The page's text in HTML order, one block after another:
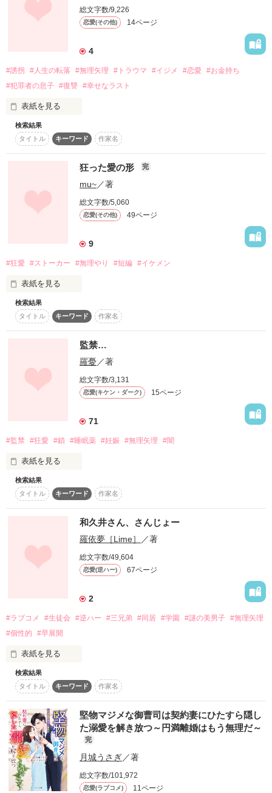
◈┈◇┈◈┈◇┈◈┈◇┈◈
関係ありません！！
2026.7.22 公開･完結
作品を読む
「ああっ！？俺ン中じゃ、手をつないでも浮気なんだよっ！覚
えておけっ！！」
俺様で、勝手で、乱暴で、ガサツ、
ゴーイングマイウェイな大学准教授
山岸慈朗、もうすぐ３４歳
２人の、恋の行方は・・・
＊この話はﾌｨｸｼｮﾝであり、登場する人物、企業、団体等全て架
空のものです。
＊著作権は瀬野まことにあります。作品の無断複製、転載、使
用は禁止します。
＜ベリーズカフェ版です＞２０１４年５月２９日公開
作品を読む
総文字数/9,226
恋愛(その他) 14ページ
4
#誘拐 #人生の転落 #無理矢理 #トラウマ #イジメ #恋愛 #お金持ち
#犯罪者の息子 #復讐 #幸せなラスト
表紙を見る
幼い頃誘拐された経験を持つ澪（みお）。
身代金と引き換えに、無事に生きて帰れたけれど、
周りの澪を見る目は変わった。
「あの子に近づいちゃいけません」
「レイプってなにぃ？」
「いい子にしてれば関係のないことよ。外で言うんじゃありま
同級生を慰める保護者たちは、うわべだけは優しかった。
でも、心の中では、
「わたしの娘じゃなくてよかった！」
わかってた。
帰ってきたのは、
優等生で誰からも好かれる女の子じゃなくなったこと。
汚れてしまったこと。
でも、わたしは生きてる。
父や母が予想していたものとは違うけれど。
強く、前を向いて。
そして、
検索結果
タイトル
キーワード 作家名
狂った愛の形 完
mu~／著
総文字数/5,060
恋愛(その他) 49ページ
9
#狂愛 #ストーカー #無理やり #短編 #イケメン
表紙を見る
久しぶりに見たら、あまりにこっぱずかしくなったもんで、か
な～り修正してます。乙
背景黒でいいかな。
変更なう。
***********
俺のものにならないなら、
俺のものにすればいい――――。
「狂ってる...狂ってるよ！！！」
検索結果
タイトル
キーワード 作家名
監禁…
羅憂／著
総文字数/3,131
恋愛(キケン・ダーク) 15ページ
71
#監禁 #狂愛 #鎖 #睡眠薬 #妊娠 #無理矢理 #闇
表紙を見る
僕の彼女はすげー美人。
他の奴らの見えない所に隠しておきたい、、、
      北条   亜美
誤字があるかも知れません。
多少、過激、暴力、などが含まれております。
文句は受付ません。
自己責任で。
START  22.09.11
検索結果
タイトル
キーワード 作家名
和久井さん、さんじょー
羅依夢［Lime］ ／著
総文字数/49,604
恋愛(逆ハー) 67ページ
2
#ラブコメ #生徒会 #逆ハー #三兄弟 #同居 #学園 #謎の美男子 #無理矢理
#個性的
#早展開
表紙を見る
中２の和久井華は、両親が交通事故で亡くなり、身内のなかの
煌叔父さんに引き取られた。
その煌叔父さんの妻、菜々叔母さんは病気で亡くなり…三人の
美男子と暮らしている。｢よかったら一緒に住まないか｣と煌叔
父さん。
可愛い、エロい、クールの三人組。あーんど謎の生徒会！？あ
ーんど歌うま美男子！
ドキドキワクワクのラブコメ！
羅依夢初作品。
検索結果
タイトル
キーワード 作家名
堅物マジメな御曹司は契約妻にひたすら隠し
た溺愛を解き放つ～円満離婚はもう無理だ～
完
月城うさぎ／著
総文字数/101,972
恋愛(ラブコメ) 11ページ